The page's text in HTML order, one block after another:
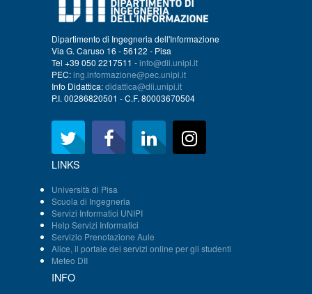
Dipartimento di Ingegneria dell'Informazione
Via G. Caruso 16 - 56122 - Pisa
Tel +39 050 2217511 -info@dii.unipi.it
PEC:ing.informazione@pec.unipi.it
Info Didattica:didattica@dii.unipi.it
P.I. 00286820501 - C.F. 80003670504
LINKS
Università di Pisa
Scuola di Ingegneria
Servizi Informatici UNIPI
Help Servizi Informatici
Servizio Prenotazione Aule
Alice, il portale dei servizi online per gli studenti
Meteo DII
INFO